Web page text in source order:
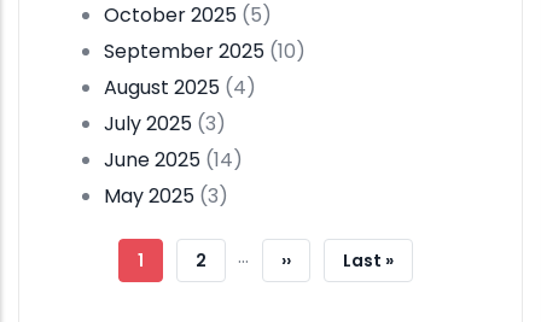
October 2025 (5)
September 2025 (10)
August 2025 (4)
July 2025 (3)
June 2025 (14)
May 2025 (3)
Pagination
Current
1 Page
2 …
Next
››
Last
Last »